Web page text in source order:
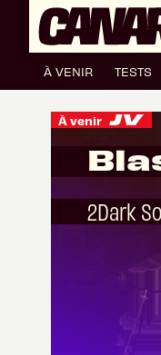
À VENIR TESTS
À venir
2Dark